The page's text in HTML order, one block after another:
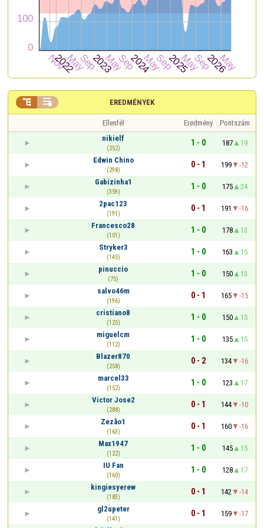
EREDMÉNYEK
 
Ellenfél Eredmény
Pontszám
nikielf
(252)
1 - 0 187
19
Edwin Chino
(298)
0 - 1 199
-12
Gabizinha1
(359)
1 - 0 175
24
2pac123
(191)
0 - 1 191
-16
Francesco28
(101)
1 - 0 178
13
Stryker3
(145)
1 - 0 163
15
pinuccio
(75)
1 - 0 150
13
salvo46m
(196)
0 - 1 165
-15
cristiano8
(125)
1 - 0 150
15
miguelcm
(112)
1 - 0 135
15
Blazer870
(258)
0 - 2 134
-16
marcel33
(152)
1 - 0 123
17
Victor Jose2
(288)
0 - 1 144
-10
Zezão1
(163)
0 - 1 160
-16
Max1947
(122)
1 - 0 145
15
IU Fan
(160)
1 - 0 128
17
kingiesyerew
(183)
0 - 1 142
-14
gl2upeter
(141)
0 - 1 159
-17